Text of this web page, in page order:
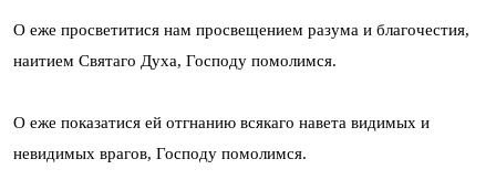
О еже просветитися нам просвещением разума и благочестия,
наитием Святаго Духа, Господу помолимся.
О еже показатися ей отгнанию всякаго навета видимых и
невидимых врагов, Господу помолимся.